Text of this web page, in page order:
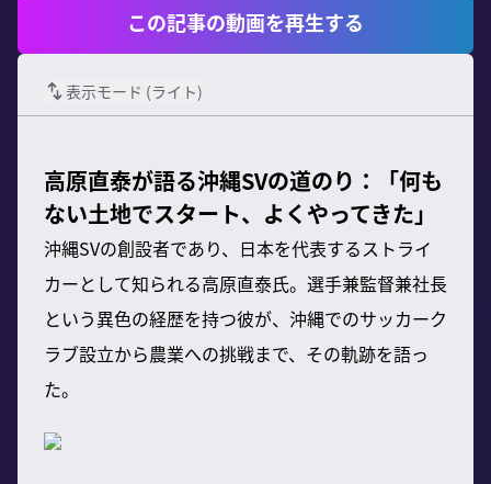
この記事の動画を再生する
表示モード (ライト)
高原直泰が語る沖縄SVの道のり：「何も
ない土地でスタート、よくやってきた」
沖縄SVの創設者であり、日本を代表するストライ
カーとして知られる高原直泰氏。選手兼監督兼社長
という異色の経歴を持つ彼が、沖縄でのサッカーク
ラブ設立から農業への挑戦まで、その軌跡を語っ
た。